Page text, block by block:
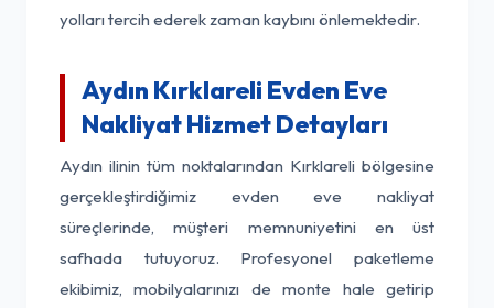
yolları tercih ederek zaman kaybını önlemektedir.
Aydın Kırklareli Evden Eve
Nakliyat Hizmet Detayları
Aydın ilinin tüm noktalarından Kırklareli bölgesine
gerçekleştirdiğimiz evden eve nakliyat
süreçlerinde, müşteri memnuniyetini en üst
safhada tutuyoruz. Profesyonel paketleme
ekibimiz, mobilyalarınızı de monte hale getirip